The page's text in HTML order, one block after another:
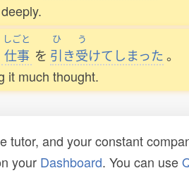
しごと
仕事 を
ひ
引き
う
受けてしまった。
it much thought.
tutor, and your constant
your Dashboard. You can use